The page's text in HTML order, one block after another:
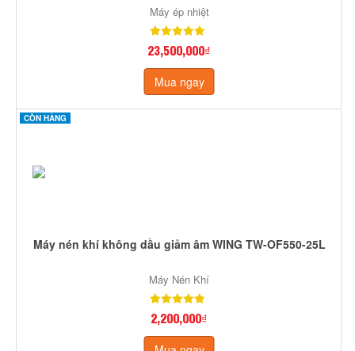
Máy ép nhiệt
23,500,000₫
Mua ngay
CÒN HÀNG
Máy nén khí không dầu giảm âm WING TW-OF550-25L
Máy Nén Khí
2,200,000₫